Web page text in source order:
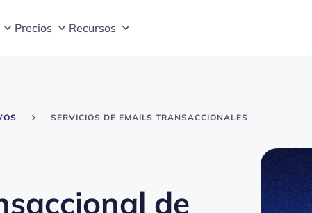
Precios Recursos
SERVICIOS DE EMAILS TRANSACCIONALES
de